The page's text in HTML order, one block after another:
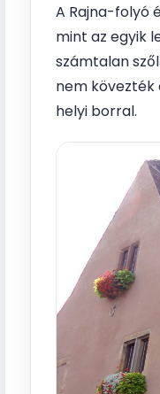
A Rajna-folyó
mint az egyik
számtalan
nem kövezték
helyi borral.